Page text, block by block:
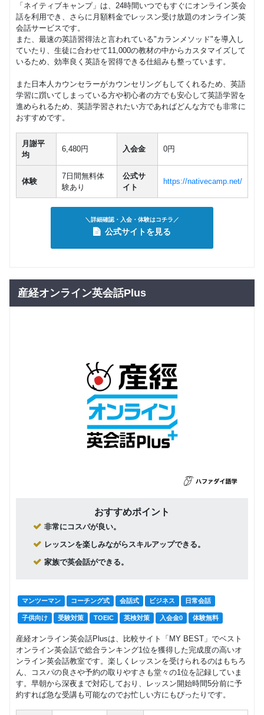
「ネイティブキャンプ」は、24時間いつでもすぐにオンライン英会
話を利用でき、さらに月額料金でレッスン受け放題のオンライン英
会話サービスです。
また、最速の英語習得法と言われている"カランメソッド"を導入し
ていたり、生徒に合わせて11,000の教材の中からカスタマイズして
いるため、効率良く英語を習得できる仕組みも整っています。
また日本人カウンセラーがカウンセリングもしてくれるため、英語
学習に躓いてしまっている方や初心者の方でも安心して英語学習を
進められるため、英語学習されたい方であればどんな方でも非常に
おすすめです。
月謝平
均
6,480円 入会金 0円
体験
7日間無料体
験あり
公式サ
イト
https://nativecamp.net/
＼詳細確認・入会・体験はコチラ／
公式サイトを見る
産経オンライン英会話Plus
おすすめポイント
非常にコスパが良い。
レッスンを楽しみながらスキルアップできる。
家族で英会話ができる。
マンツーマン コーチング式 会話式 ビジネス 日常会話
子供向け 受験対策 TOEIC 英検対策 入会金0 体験無料
産経オンライン英会話Plusは、比較サイト「MY BEST」でベスト
オンライン英会話で総合ランキング1位を獲得した完成度の高いオ
ンライン英会話教室です。楽しくレッスンを受けられるのはもちろ
ん、コスパの良さや予約の取りやすさも堂々の1位を記録していま
す。早朝から深夜まで対応しており、レッスン開始時間5分前に予
約すれば急な受講も可能なのでお忙しい方にもぴったりです。